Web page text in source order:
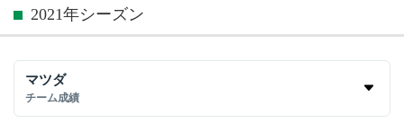
2021年シーズン
マツダ
チーム成績